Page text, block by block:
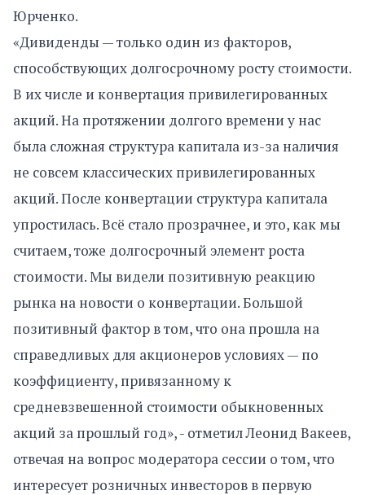
Юрченко.
«Дивиденды — только один из факторов,
способствующих долгосрочному росту стоимости.
В их числе и конвертация привилегированных
акций. На протяжении долгого времени у нас
была сложная структура капитала из-за наличия
не совсем классических привилегированных
акций. После конвертации структура капитала
упростилась. Всё стало прозрачнее, и это, как мы
считаем, тоже долгосрочный элемент роста
стоимости. Мы видели позитивную реакцию
рынка на новости о конвертации. Большой
позитивный фактор в том, что она прошла на
справедливых для акционеров условиях — по
коэффициенту, привязанному к
средневзвешенной стоимости обыкновенных
акций за прошлый год», - отметил Леонид Вакеев,
отвечая на вопрос модератора сессии о том, что
интересует розничных инвесторов в первую